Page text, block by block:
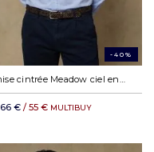
-40%
66 € / 55 € MULTIBUY